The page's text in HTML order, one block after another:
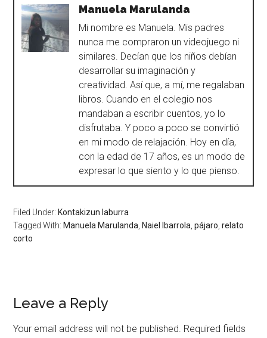
Manuela Marulanda
Mi nombre es Manuela. Mis padres
nunca me compraron un videojuego ni
similares. Decían que los niños debían
desarrollar su imaginación y
creatividad. Así que, a mí, me regalaban
libros. Cuando en el colegio nos
mandaban a escribir cuentos, yo lo
disfrutaba. Y poco a poco se convirtió
en mi modo de relajación. Hoy en día,
con la edad de 17 años, es un modo de
expresar lo que siento y lo que pienso.
Filed Under: Kontakizun laburra
Tagged With: Manuela Marulanda, Naiel Ibarrola,pájaro,relato
corto
Leave a Reply
Your email address will not be published. Required fields